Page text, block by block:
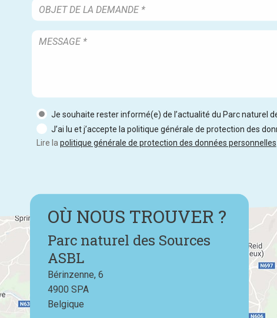
Je souhaite rester informé(e) de l’actualité du Parc naturel
J’ai lu et j’accepte la politique générale de protection des
Lire lapolitique générale de protection des données personnelles
OÙ NOUS TROUVER ?
Parc naturel des Sources
ASBL
Bérinzenne, 6
4900 SPA
Belgique